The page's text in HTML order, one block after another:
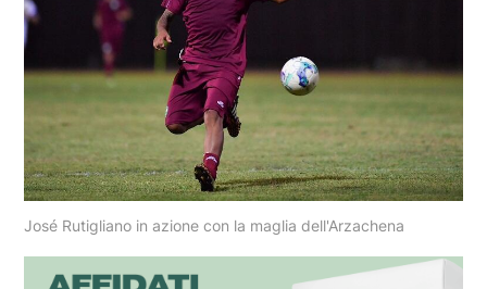
José Rutigliano in azione con la maglia dell'Arzachena